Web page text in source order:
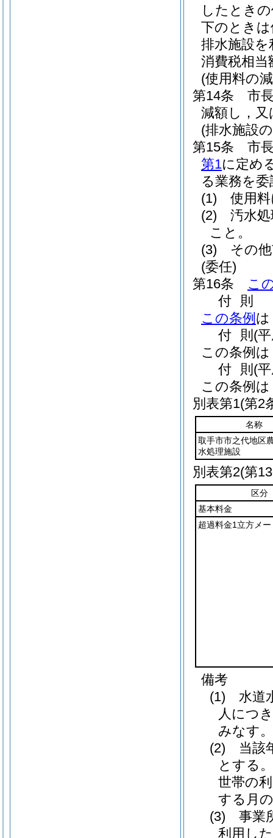
したとき
下のとき
排水施設
消費税相
(使用料の
第14条
市
減額し，
(排水施設
第15条
市
第1に定め
る業務を
(1)
使用
(2)
汚水
こと。
(3)
その
(委任)
第16条
こ
付 則
この条例 は
付 則 (
この条例
付 則 (
この条例
別表第1(第2
名称
取手市市之代地区
水処理施設
別表第2(第
区分
基本料金
超過料金1立方メ
備考
(1) 水道
人につ
みなす。
(2) 当該
とする
世帯の
する月
(3) 事業
利用し